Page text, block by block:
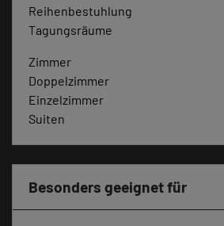
Reihenbestuhlung
Tagungsräume
Zimmer
Doppelzimmer
Einzelzimmer
Suiten
Besonders geeignet für